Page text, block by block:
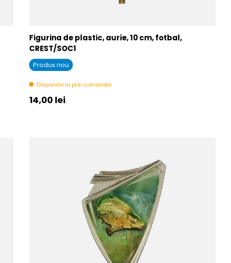
Figurina de plastic, aurie, 10 cm, fotbal,
CREST/SOC1
Produs nou
Disponibil la pre-comanda
Pret initial
14,00 lei